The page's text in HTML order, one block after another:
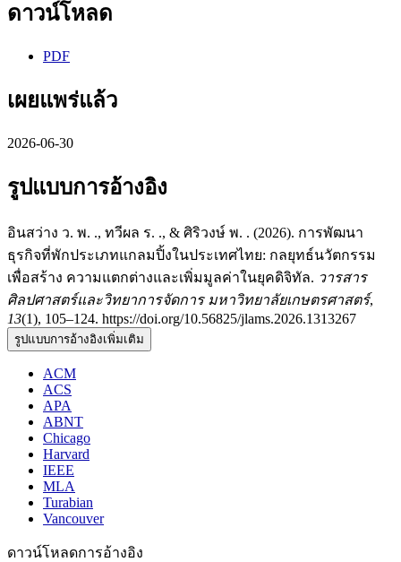
ดาวน์โหลด
PDF
เผยแพร่แล้ว
2026-06-30
รูปแบบการอ้างอิง
อินสว่าง ว. พ. ., ทวีผล ร. ., & ศิริวงษ์ พ. . (2026). การพัฒนา
ธุรกิจที่พักประเภทแกลมปิ้งในประเทศไทย: กลยุทธ์นวัตกรรม
เพื่อสร้าง ความแตกต่างและเพิ่มมูลค่าในยุคดิจิทัล. วารสาร
ศิลปศาสตร์และวิทยาการจัดการ มหาวิทยาลัยเกษตรศาสตร์,
13(1), 105–124. https://doi.org/10.56825/jlams.2026.1313267
รูปแบบการอ้างอิงเพิ่มเติม
ACM
ACS
APA
ABNT
Chicago
Harvard
IEEE
MLA
Turabian
Vancouver
ดาวน์โหลดการอ้างอิง